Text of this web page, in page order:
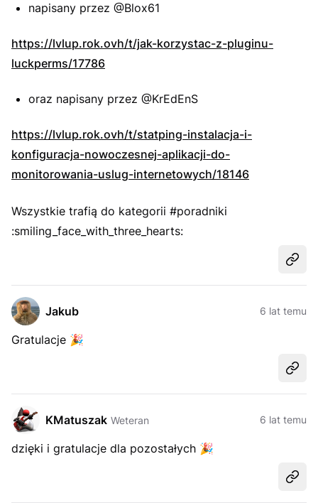
napisany przez @Blox61
https://lvlup.rok.ovh/t/jak-korzystac-z-pluginu-
luckperms/17786
oraz napisany przez @KrEdEnS
https://lvlup.rok.ovh/t/statping-instalacja-i-
konfiguracja-nowoczesnej-aplikacji-do-
monitorowania-uslug-internetowych/18146
Wszystkie trafią do kategorii #poradniki
:smiling_face_with_three_hearts:
Jakub 6 lat temu
Gratulacje 🎉
KMatuszak Weteran 6 lat temu
dzięki i gratulacje dla pozostałych 🎉